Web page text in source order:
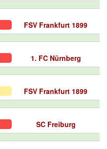
FSV Frankfurt 1899
1. FC Nürnberg
FSV Frankfurt 1899
SC Freiburg